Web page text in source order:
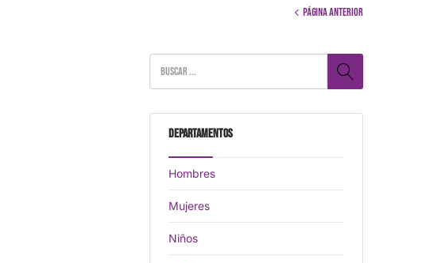
Página anterior
Departamentos
Hombres
Mujeres
Niños